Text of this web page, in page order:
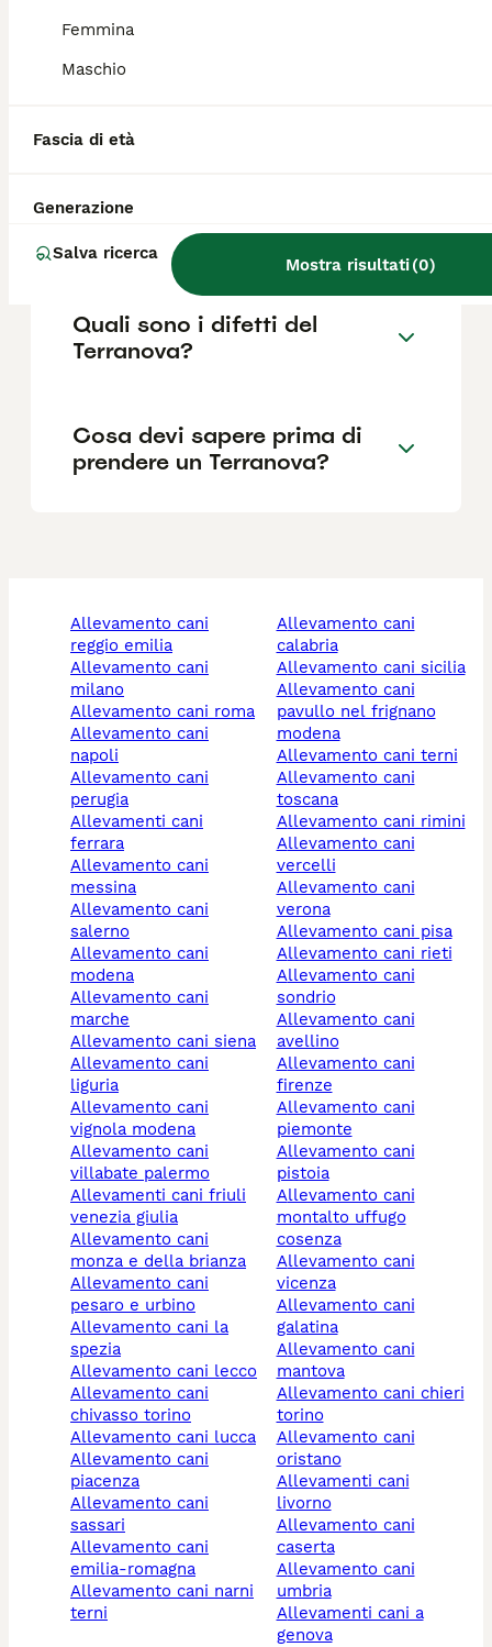
Femmina
Maschio
Fascia di età
Generazione
Salva ricerca
Mostra risultati(0)
dell'allevatore e la posizione.
Terranova?
Qual è il carattere del
Terranova?
Quali sono i difetti del
Terranova?
Cosa devi sapere prima di
prendere un Terranova?
allevamento cani
reggio emilia
allevamento cani
milano
allevamento cani roma
allevamento cani
napoli
allevamento cani
perugia
allevamenti cani
ferrara
allevamento cani
messina
allevamento cani
salerno
allevamento cani
modena
allevamento cani
marche
allevamento cani siena
allevamento cani
liguria
allevamento cani
vignola modena
allevamento cani
villabate palermo
allevamenti cani friuli
venezia giulia
allevamento cani
monza e della brianza
allevamento cani
pesaro e urbino
allevamento cani la
spezia
allevamento cani lecco
allevamento cani
chivasso torino
allevamento cani lucca
allevamento cani
piacenza
allevamento cani
sassari
allevamento cani
emilia-romagna
allevamento cani narni
terni
allevamento cani
calabria
allevamento cani sicilia
allevamento cani
pavullo nel frignano
modena
allevamento cani terni
allevamento cani
toscana
allevamento cani rimini
allevamento cani
vercelli
allevamento cani
verona
allevamento cani pisa
allevamento cani rieti
allevamento cani
sondrio
allevamento cani
avellino
allevamento cani
firenze
allevamento cani
piemonte
allevamento cani
pistoia
allevamento cani
montalto uffugo
cosenza
allevamento cani
vicenza
allevamento cani
galatina
allevamento cani
mantova
allevamento cani chieri
torino
allevamento cani
oristano
allevamenti cani
livorno
allevamento cani
caserta
allevamento cani
umbria
allevamenti cani a
genova